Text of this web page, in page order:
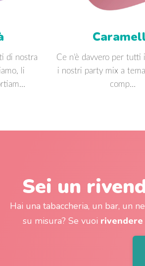
di nostra
li
Ce n’è davvero per tutti
i nostri party mix a
comp…
Sei un
Hai una tabaccheria, un bar, un
su misura? Se vuoi